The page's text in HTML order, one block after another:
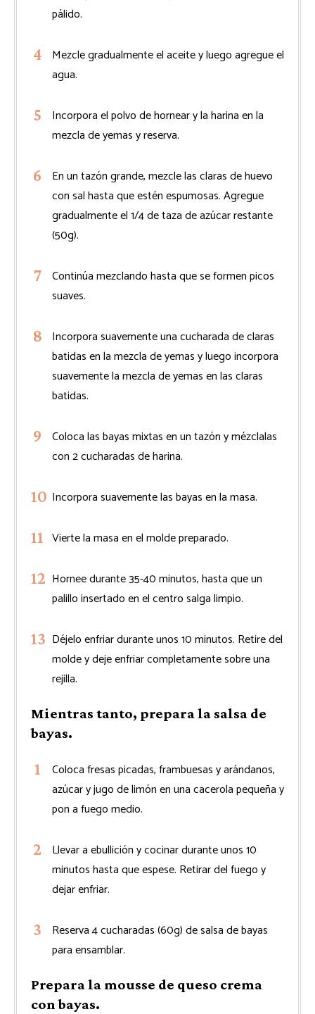
pálido.
Mezcle gradualmente el aceite y luego agregue el
agua.
Incorpora el polvo de hornear y la harina en la
mezcla de yemas y reserva.
En un tazón grande, mezcle las claras de huevo
con sal hasta que estén espumosas. Agregue
gradualmente el 1/4 de taza de azúcar restante
(50g).
Continúa mezclando hasta que se formen picos
suaves.
Incorpora suavemente una cucharada de claras
batidas en la mezcla de yemas y luego incorpora
suavemente la mezcla de yemas en las claras
batidas.
Coloca las bayas mixtas en un tazón y mézclalas
con 2 cucharadas de harina.
Incorpora suavemente las bayas en la masa.
Vierte la masa en el molde preparado.
Hornee durante 35-40 minutos, hasta que un
palillo insertado en el centro salga limpio.
Déjelo enfriar durante unos 10 minutos. Retire del
molde y deje enfriar completamente sobre una
rejilla.
Mientras tanto, prepara la salsa de
bayas.
Coloca fresas picadas, frambuesas y arándanos,
azúcar y jugo de limón en una cacerola pequeña y
pon a fuego medio.
Llevar a ebullición y cocinar durante unos 10
minutos hasta que espese. Retirar del fuego y
dejar enfriar.
Reserva 4 cucharadas (60g) de salsa de bayas
para ensamblar.
Prepara la mousse de queso crema
con bayas.